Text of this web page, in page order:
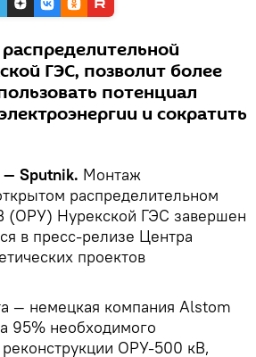
ГЭС, позволит более
потенциал
и сократить
Sputnik. Монтаж
распределительном
(ОРУ) Нурекской ГЭС завершен
в пресс-релизе Центра
проектов
— немецкая компания Alstom
95% необходимого
ОРУ-500 кВ,